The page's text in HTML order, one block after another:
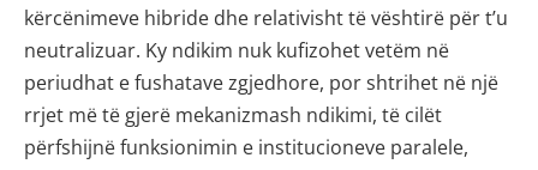
kërcënimeve hibride dhe relativisht të vështirë për t’u
neutralizuar. Ky ndikim nuk kufizohet vetëm në
periudhat e fushatave zgjedhore, por shtrihet në një
rrjet më të gjerë mekanizmash ndikimi, të cilët
përfshijnë funksionimin e institucioneve paralele,